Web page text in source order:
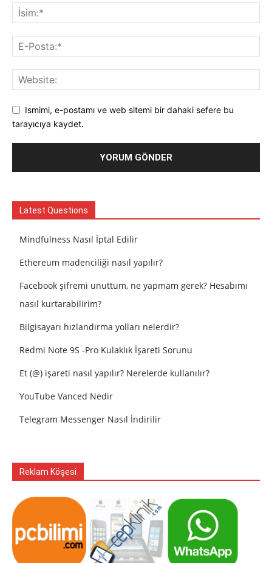
Ismimi, e-postamı ve web sitemi bir dahaki sefere bu
tarayıcıya kaydet.
Latest Questions
Mindfulness Nasıl İptal Edilir
Ethereum madenciliği nasıl yapılır?
Facebook şifremi unuttum, ne yapmam gerek? Hesabımı
nasıl kurtarabilirim?
Bilgisayarı hızlandırma yolları nelerdir?
Redmi Note 9S -Pro Kulaklık İşareti Sorunu
Et (@) işareti nasıl yapılır? Nerelerde kullanılır?
YouTube Vanced Nedir
Telegram Messenger Nasıl İndirilir
Reklam Köşesi